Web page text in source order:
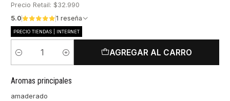
Precio Retail: $32.990
5.0
1 reseña
PRECIO TIENDAS | INTERNET
Cantidad
AGREGAR AL CARRO
Aromas principales
amaderado